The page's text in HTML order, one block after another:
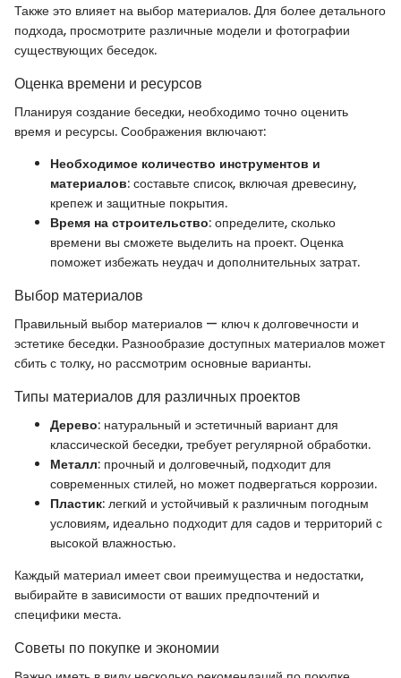
Также это влияет на выбор материалов. Для более детального
подхода, просмотрите различные модели и фотографии
существующих беседок.
Оценка времени и ресурсов
Планируя создание беседки, необходимо точно оценить
время и ресурсы. Соображения включают:
Необходимое количество инструментов и
материалов: составьте список, включая древесину,
крепеж и защитные покрытия.
Время на строительство: определите, сколько
времени вы сможете выделить на проект. Оценка
поможет избежать неудач и дополнительных затрат.
Выбор материалов
Правильный выбор материалов — ключ к долговечности и
эстетике беседки. Разнообразие доступных материалов может
сбить с толку, но рассмотрим основные варианты.
Типы материалов для различных проектов
Дерево: натуральный и эстетичный вариант для
классической беседки, требует регулярной обработки.
Металл: прочный и долговечный, подходит для
современных стилей, но может подвергаться коррозии.
Пластик: легкий и устойчивый к различным погодным
условиям, идеально подходит для садов и территорий с
высокой влажностью.
Каждый материал имеет свои преимущества и недостатки,
выбирайте в зависимости от ваших предпочтений и
специфики места.
Советы по покупке и экономии